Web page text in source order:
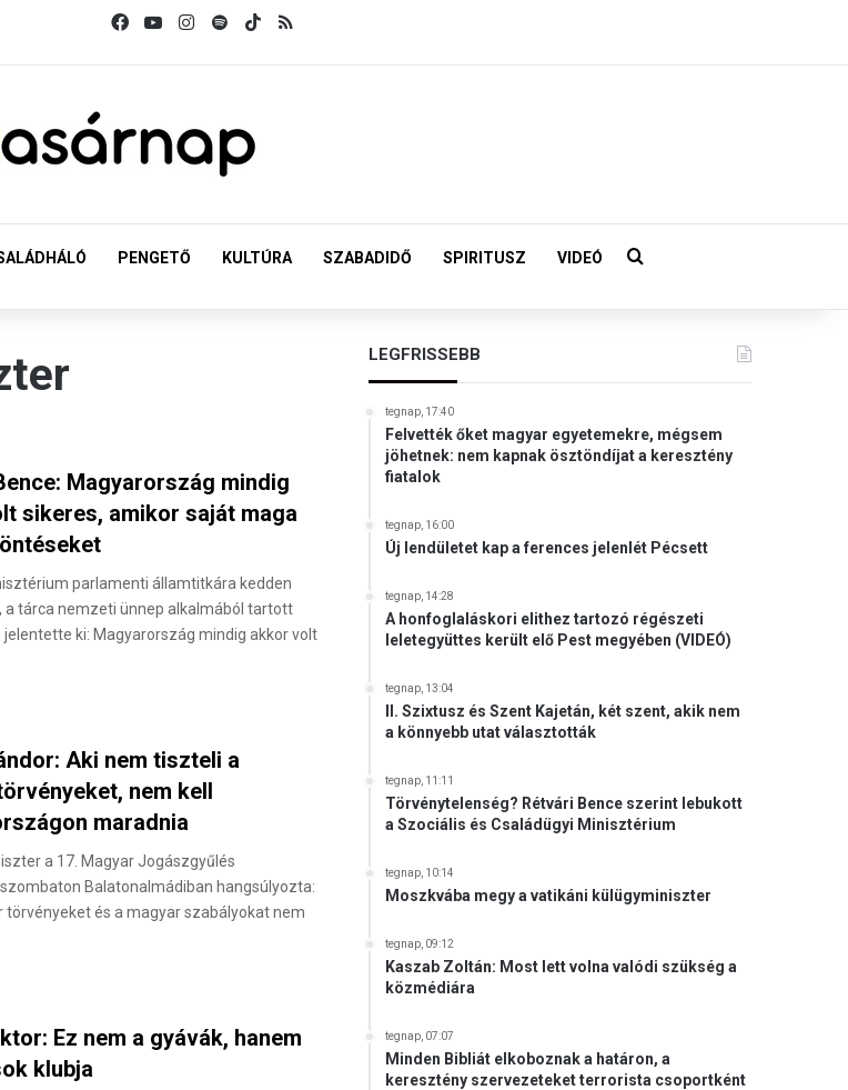
FacebookYouTubeInstagram
SpotifyTikTok
PENGETŐ KULTÚRA SZABADIDŐ SPIRITUSZ VIDEÓ Keresés:
Magyarország mindig
sikeres, amikor saját maga
parlamenti államtitkára kedden
a tárca nemzeti ünnep alkalmából tartott
jelentette ki: Magyarország mindig akkor volt
Aki nem tiszteli a
nem kell
maradnia
a 17. Magyar Jogászgyűlés
Balatonalmádiban hangsúlyozta:
törvényeket és a magyar szabályokat nem
Ez nem a gyávák, hanem
klubja
LEGFRISSEBB
tegnap, 17:40
Felvették őket magyar egyetemekre, mégsem
jöhetnek: nem kapnak ösztöndíjat a keresztény
fiatalok
tegnap, 16:00
Új lendületet kap a ferences jelenlét Pécsett
tegnap, 14:28
A honfoglaláskori elithez tartozó régészeti
leletegyüttes került elő Pest megyében (VIDEÓ)
tegnap, 13:04
II. Szixtusz és Szent Kajetán, két szent, akik nem
a könnyebb utat választották
tegnap, 11:11
Törvénytelenség? Rétvári Bence szerint lebukott
a Szociális és Családügyi Minisztérium
tegnap, 10:14
Moszkvába megy a vatikáni külügyminiszter
tegnap, 09:12
Kaszab Zoltán: Most lett volna valódi szükség a
közmédiára
tegnap, 07:07
Minden Bibliát elkoboznak a határon, a
keresztény szervezeteket terrorista csoportként